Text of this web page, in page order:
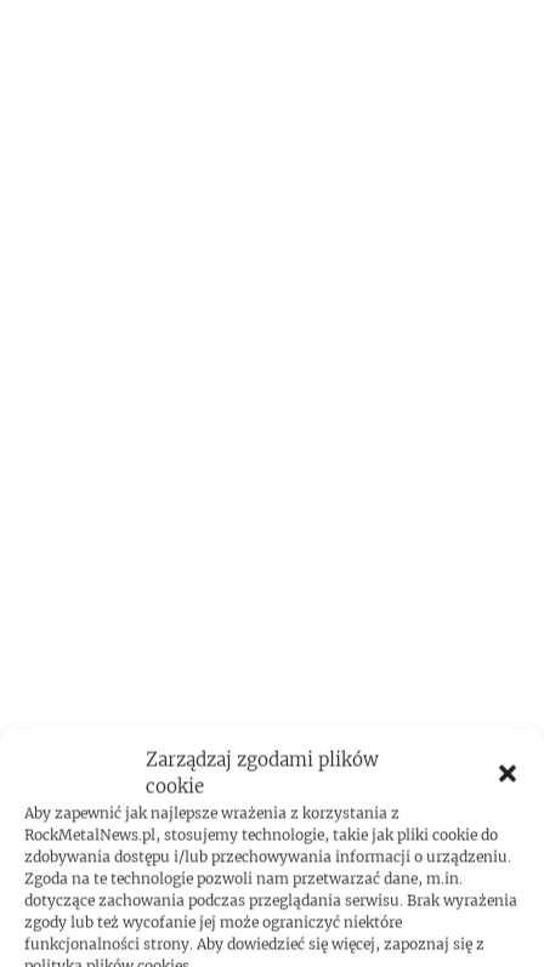
Zarządzaj zgodami plików
cookie
Aby zapewnić jak najlepsze wrażenia z korzystania z
RockMetalNews.pl, stosujemy technologie, takie jak pliki cookie do
zdobywania dostępu i/lub przechowywania informacji o urządzeniu.
Zgoda na te technologie pozwoli nam przetwarzać dane, m.in.
dotyczące zachowania podczas przeglądania serwisu. Brak wyrażenia
zgody lub też wycofanie jej może ograniczyć niektóre
funkcjonalności strony. Aby dowiedzieć się więcej, zapoznaj się z